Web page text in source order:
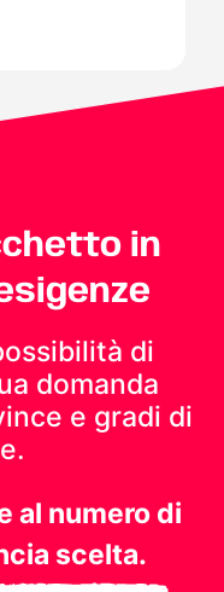
in
di
domanda
e gradi di
al numero di
scelta.